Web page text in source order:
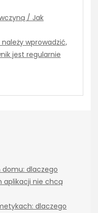
/ Jak
wprowadzić,
jest regularnie
domu: dlaczego
aplikacji nie chcą
dlaczego